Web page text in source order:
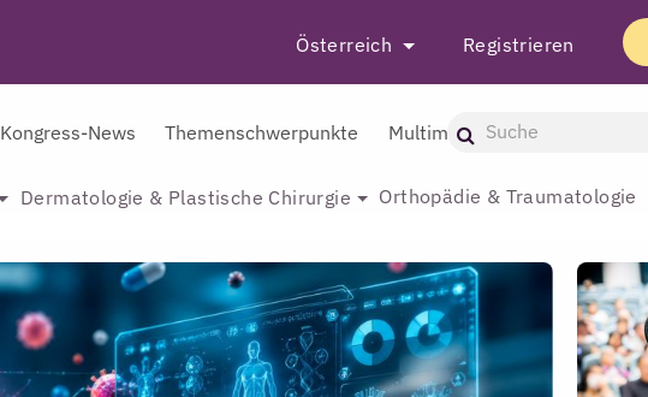
Österreich Registrieren
Kongress-News Themenschwerpunkte Multimedia
Dermatologie & Plastische Chirurgie Orthopädie & Traumatologie